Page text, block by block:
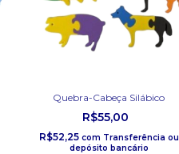
Quebra-Cabeça Silábico
R$55,00
R$52,25 com Transferência ou
depósito bancário